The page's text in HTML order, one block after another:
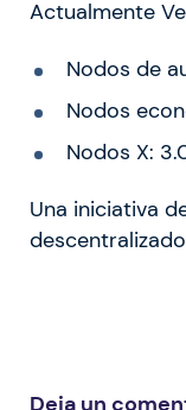
Actualmente
Nodos de
Nodos
Nodos X:
Una iniciativa
Deja un